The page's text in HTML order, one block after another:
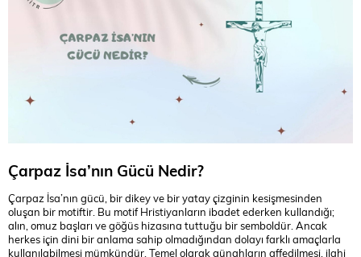
Çarpaz İsa’nın Gücü Nedir?
Çarpaz İsa’nın gücü, bir dikey ve bir yatay çizginin kesişmesinden
oluşan bir motiftir. Bu motif Hristiyanların ibadet ederken kullandığı;
alın, omuz başları ve göğüs hizasına tuttuğu bir semboldür. Ancak
herkes için dini bir anlama sahip olmadığından dolayı farklı amaçlarla
kullanılabilmesi mümkündür. Temel olarak günahların affedilmesi, ilahi